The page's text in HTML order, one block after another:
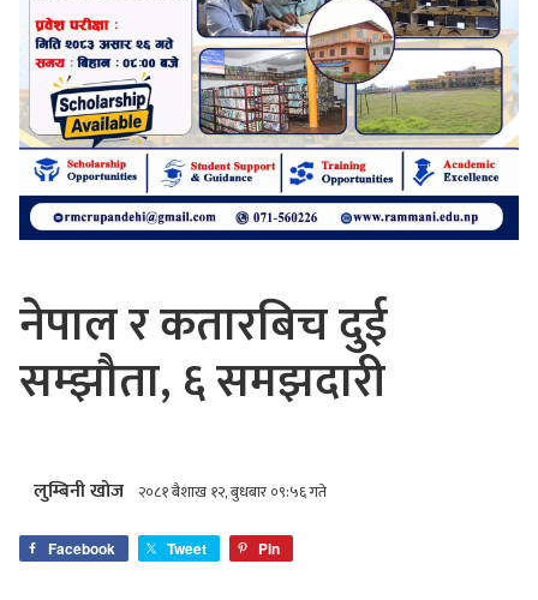
नेपाल र कतारबिच दुई
सम्झौता, ६ समझदारी
लुम्बिनी खोज २०८१ बैशाख १२, बुधबार ०९:५६ गते
Facebook Tweet Pin